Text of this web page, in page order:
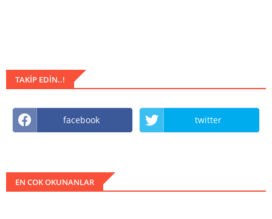
TAKIP EDIN..!
facebook twitter
EN COK OKUNANLAR